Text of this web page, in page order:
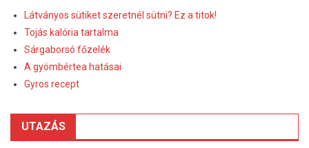
Látványos sütiket szeretnél sütni? Ez a titok!
Tojás kalória tartalma
Sárgaborsó főzelék
A gyömbértea hatásai
Gyros recept
UTAZÁS